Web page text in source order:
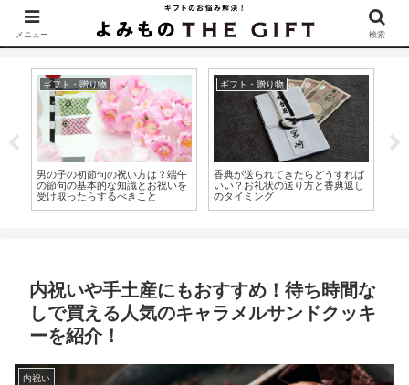
▶︎カタログギフトを探すなら『ソムリエ＠ギフト』をCheck！
ギフト・贈り物
男の子の初節句の祝い方は？端午
の節句の基本的な知識とお祝いを
受け取ったらするべきこと
ギフト・贈り物
香典が送られてきたらどうすれば
いい？お礼状の送り方と香典返し
のタイミング
内祝いや手土産にもおすすめ！待ち時間な
しで買える人気のキャラメルサンドクッキ
ーを紹介！
内祝い
メニュー 検索